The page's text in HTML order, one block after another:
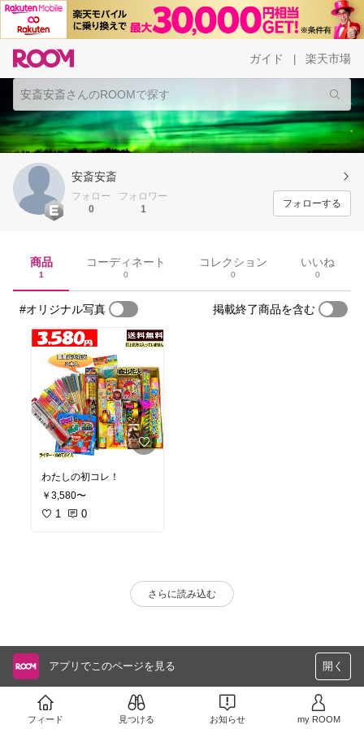
ガイド 楽天市場
安斎安斎
フォロー
0
フォロワー
1
フォローする
商品
1
コーディネート
0
コレクション
0
いいね
0
#オリジナル写真 掲載終了商品を含む
わたしの初コレ！
￥3,580〜
1 0
さらに読み込む
アプリでこのページを見る 開く
フィード 見つける お知らせ my ROOM